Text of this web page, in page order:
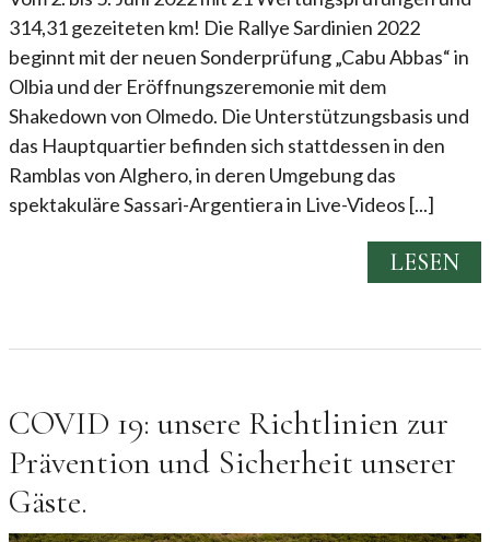
314,31 gezeiteten km! Die Rallye Sardinien 2022
beginnt mit der neuen Sonderprüfung „Cabu Abbas“ in
Olbia und der Eröffnungszeremonie mit dem
Shakedown von Olmedo. Die Unterstützungsbasis und
das Hauptquartier befinden sich stattdessen in den
Ramblas von Alghero, in deren Umgebung das
spektakuläre Sassari-Argentiera in Live-Videos [...]
LESEN
COVID 19: unsere Richtlinien zur
Prävention und Sicherheit unserer
Gäste.